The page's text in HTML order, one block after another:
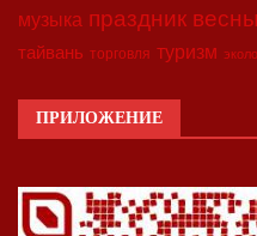
музыка праздник весны
тайвань торговля туризм
ПРИЛОЖЕНИЕ